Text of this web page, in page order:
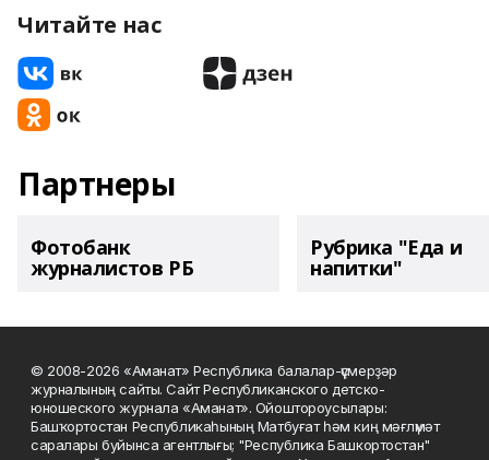
Читайте нас
Партнеры
Фотобанк
журналистов РБ
Рубрика "Еда и
напитки"
© 2008-2026 «Аманат» Республика балалар-үҫмерҙәр
журналының сайты. Сайт Республиканского детско-
юношеского журнала «Аманат». Ойоштороусылары:
Башҡортостан Республикаһының Матбуғат һәм киң мәғлүмәт
саралары буйынса агентлығы; "Республика Башкортостан"